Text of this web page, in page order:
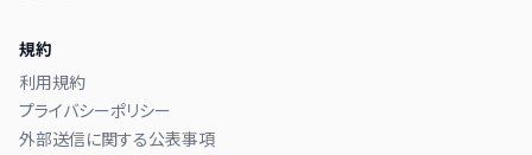
規約
利用規約
プライバシーポリシー
外部送信に関する公表事項